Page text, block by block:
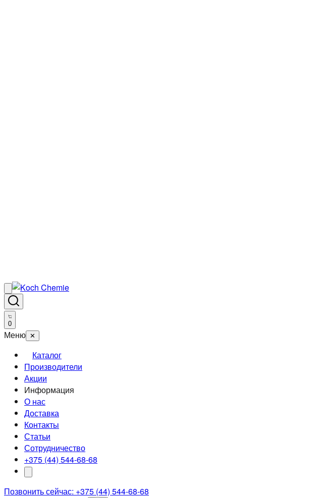
0
Меню ✕
Каталог
Производители
Акции
Информация
О нас
Доставка
Контакты
Статьи
Сотрудничество
+375 (44) 544-68-68
Позвонить сейчас: +375 (44) 544-68-68